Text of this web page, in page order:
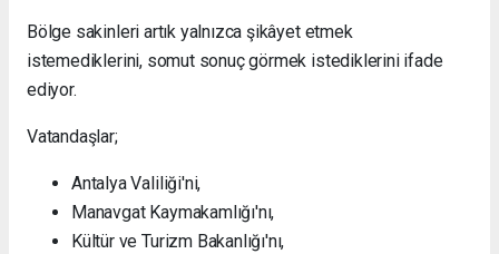
Bölge sakinleri artık yalnızca şikâyet etmek
istemediklerini, somut sonuç görmek istediklerini ifade
ediyor.
Vatandaşlar;
Antalya Valiliği'ni,
Manavgat Kaymakamlığı'nı,
Kültür ve Turizm Bakanlığı'nı,